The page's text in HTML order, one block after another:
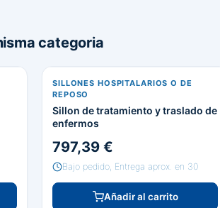
categoria
SILLONES HOSPITALARIOS O DE
REPOSO
Sillon de tratamiento y traslado de
enfermos
797,39 €
Bajo pedido, Entrega aprox. en 30
Añadir al carrito